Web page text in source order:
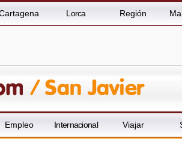
Lorca Región
Empleo Internacional Viajar